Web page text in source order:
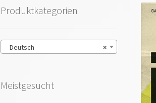
Produktkategorien
×
Deutsch
Meistgesucht